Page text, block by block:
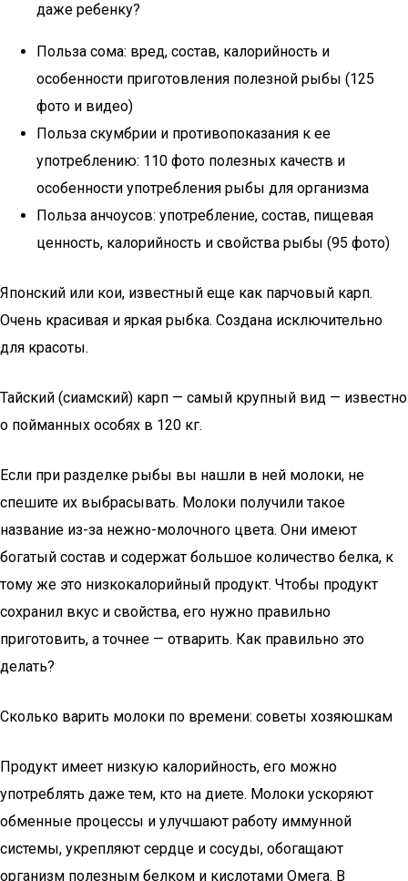
даже ребенку?
Польза сома: вред, состав, калорийность и
особенности приготовления полезной рыбы (125
фото и видео)
Польза скумбрии и противопоказания к ее
употреблению: 110 фото полезных качеств и
особенности употребления рыбы для организма
Польза анчоусов: употребление, состав, пищевая
ценность, калорийность и свойства рыбы (95 фото)
Японский или кои, известный еще как парчовый карп.
Очень красивая и яркая рыбка. Создана исключительно
для красоты.
Тайский (сиамский) карп — самый крупный вид — известно
о пойманных особях в 120 кг.
Если при разделке рыбы вы нашли в ней молоки, не
спешите их выбрасывать. Молоки получили такое
название из-за нежно-молочного цвета. Они имеют
богатый состав и содержат большое количество белка, к
тому же это низкокалорийный продукт. Чтобы продукт
сохранил вкус и свойства, его нужно правильно
приготовить, а точнее — отварить. Как правильно это
делать?
Сколько варить молоки по времени: советы хозяюшкам
Продукт имеет низкую калорийность, его можно
употреблять даже тем, кто на диете. Молоки ускоряют
обменные процессы и улучшают работу иммунной
системы, укрепляют сердце и сосуды, обогащают
организм полезным белком и кислотами Омега. В